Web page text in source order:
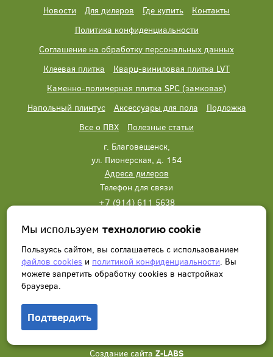
Новости Для дилеров Где купить
Контакты
Политика конфиденциальности
Соглашение на обработку персональных данных
Клеевая плитка
Кварц-виниловая плитка LVT
Каменно-полимерная плитка SPC (замковая)
Напольный плинтус
Аксессуары для пола
Подложка
Все о ПВХ
Полезные статьи
г. Благовещенск,
ул. Пионерская, д. 154
Адреса дилеров
Телефон для связи
+7 (914) 611 5638
Написать нам Заказать звонок
Создание сайта Z-LABS
Мы используемтехнологию cookie
Пользуясь сайтом, вы соглашаетесь с использованием
файлов cookies и политикой конфиденциальности. Вы
можете запретить обработку сookies в настройках
браузера.
Подтвердить